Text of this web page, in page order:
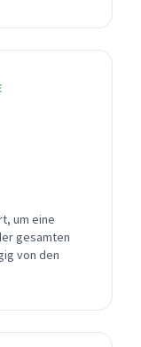
um eine
gesamten
von den